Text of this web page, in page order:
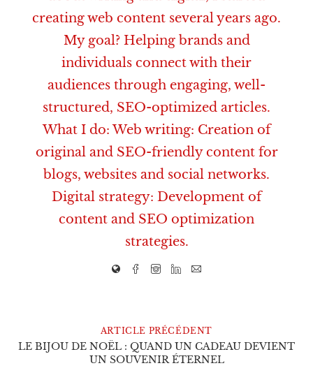
creating web content several years ago.
My goal? Helping brands and
individuals connect with their
audiences through engaging, well-
structured, SEO-optimized articles.
What I do: Web writing: Creation of
original and SEO-friendly content for
blogs, websites and social networks.
Digital strategy: Development of
content and SEO optimization
strategies.
ARTICLE PRÉCÉDENT
LE BIJOU DE NOËL : QUAND UN CADEAU DEVIENT
UN SOUVENIR ÉTERNEL